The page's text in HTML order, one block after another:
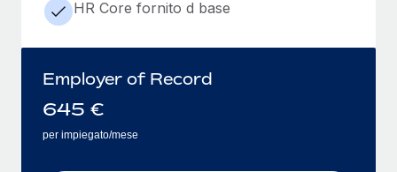
HR Core fornito d base
Employer of Record
645 €
per impiegato/mese